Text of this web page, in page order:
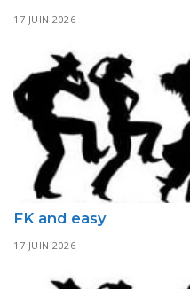
17 JUIN 2026
FK and easy
17 JUIN 2026